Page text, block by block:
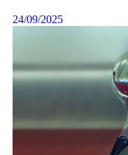
24/09/2025